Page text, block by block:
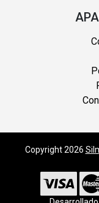
Copyright 2026